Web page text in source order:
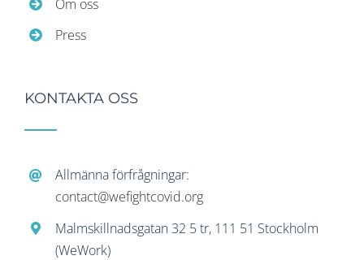
Om oss
Press
KONTAKTA OSS
Allmänna förfrågningar:
contact@wefightcovid.org
Malmskillnadsgatan 32 5 tr, 111 51 Stockholm
(WeWork)